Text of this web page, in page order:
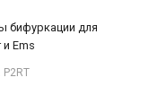
бифуркации для
Ems
P2RT